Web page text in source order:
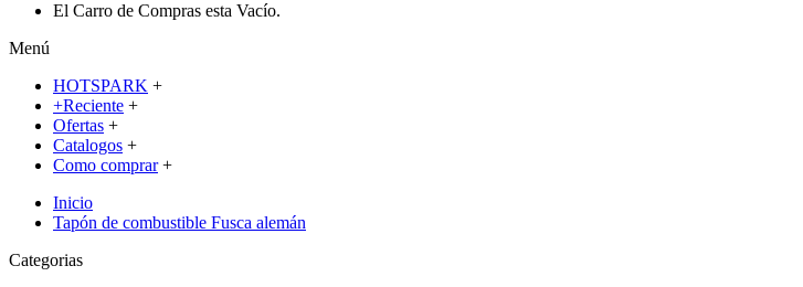
El Carro de Compras esta Vacío.
Menú
HOTSPARK +
+Reciente +
Ofertas +
Catalogos +
Como comprar +
Inicio
Tapón de combustible Fusca alemán
Categorias